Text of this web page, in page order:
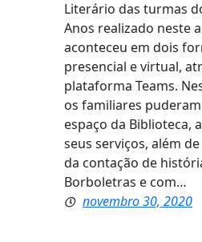
Literário das turmas
Anos realizado neste
aconteceu em dois
presencial e virtual,
plataforma Teams.
os familiares
espaço da Biblioteca,
seus serviços, além
da contação de
Borboletras e com…
novembro 30, 2020